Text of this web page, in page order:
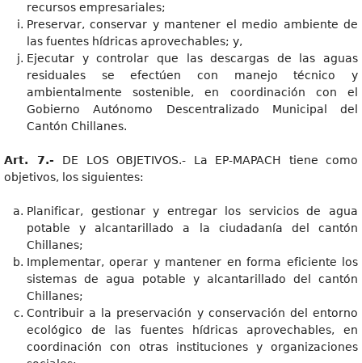
recursos empresariales;
Preservar, conservar y mantener el medio ambiente de
las fuentes hídricas aprovechables; y,
Ejecutar y controlar que las descargas de las aguas
residuales se efectúen con manejo técnico y
ambientalmente sostenible, en coordinación con el
Gobierno Autónomo Descentralizado Municipal del
Cantón Chillanes.
Art. 7.- DE LOS OBJETIVOS.- La EP-MAPACH tiene como
objetivos, los siguientes:
Planificar, gestionar y entregar los servicios de agua
potable y alcantarillado a la ciudadanía del cantón
Chillanes;
Implementar, operar y mantener en forma eficiente los
sistemas de agua potable y alcantarillado del cantón
Chillanes;
Contribuir a la preservación y conservación del entorno
ecológico de las fuentes hídricas aprovechables, en
coordinación con otras instituciones y organizaciones